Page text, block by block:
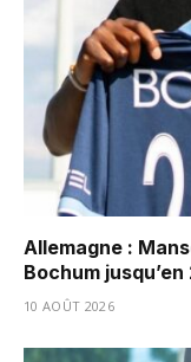
Allemagne :
Bochum
10 AOÛT 2026